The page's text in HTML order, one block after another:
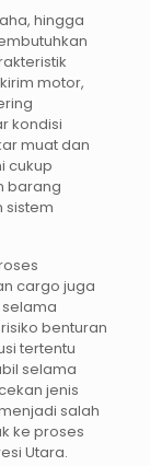
hingga
motor,
kondisi
muat dan
cukup
barang
sistem
cargo juga
benturan
tertentu
selama
jenis
salah
ke proses
Utara.